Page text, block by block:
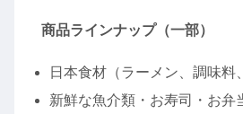
商品ラインナップ（一部）
日本食材（ラーメン、調味料
新鮮な魚介類・お寿司・お弁